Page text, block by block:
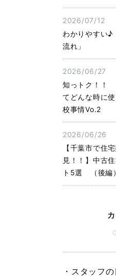
2026/07/12
わかりやすい
流れ」
2026/06/27
知っトク！！
てどんな時に
校事情Vo.2
2026/06/26
【千葉市で住
見！！】中古
ト5選 （後編）
・スタッフ